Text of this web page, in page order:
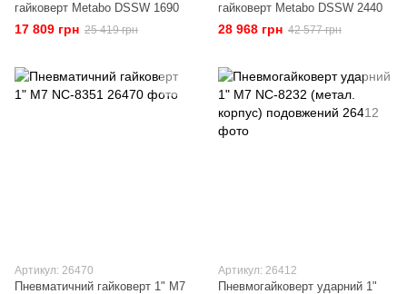
гайковерт Metabo DSSW 1690
17 809 грн 25 419 грн
гайковерт Metabo DSSW 2440
28 968 грн 42 577 грн
Артикул: 26470
Пневматичний гайковерт 1" M7
Артикул: 26412
Пневмогайковерт ударний 1"